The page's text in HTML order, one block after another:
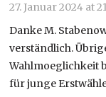
27. Januar 2024 at
Danke M.
verständlich.
Wahlmoeglichkeit
für junge